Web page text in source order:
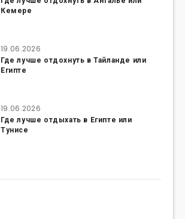
Кемере
19.06.2026
Где лучше отдохнуть в Тайланде или
Египте
19.06.2026
Где лучше отдыхать в Египте или
Тунисе